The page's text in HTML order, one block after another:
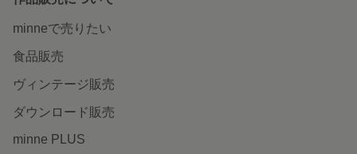
minneで売りたい
食品販売
ヴィンテージ販売
ダウンロード販売
minne PLUS